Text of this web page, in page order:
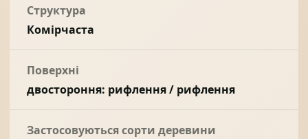
Структура
Комірчаста
Поверхні
двостороння: рифлення / рифлення
Застосовуються сорти деревини